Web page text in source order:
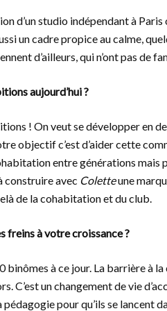
d’un studio indépendant à
un cadre propice au calme,
d’ailleurs, qui n’ont pas de
aujourd’hui ?
! On veut se développer en
objectif c’est d’aider cette
entre générations
construire avec Coletteune
de la cohabitation et du club.
freins à votre croissance ?
binômes à ce jour. La barrière à
C’est un changement de vie
pour qu’ils se lancent